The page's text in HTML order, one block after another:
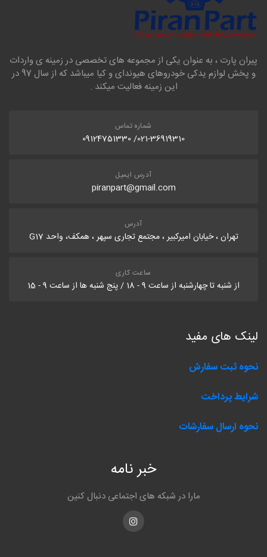
پیران پارت ، به عنوان یکی از مجموعه های تخصصی در زمینه ی واردات
و پخش لوازم یدکی خودروهای هیوندای و کیا میباشد که از سال 97 در
این زمینه فعالیت میکند .
شماره تماس
021-36919310/ 09124751330
آدرس ایمیل
piranpart@gmail.com
آدرس
تهران ، خیابان امیرکبیر ، مجتمع تجاری سپهر ، همکف، واحد G17
ساعت کاری
از شنبه تا چهارشنبه از ساعت 9 - 18 / پنج شنبه ها از ساعت 9 - 15
لینک های مفید
نحوه ثبت سفارش
شرایط پرداخت
نحوه ارسال سفارشات
خبر نامه
مارا در شبکه های اجتماعی دنبال کنین
Instagram